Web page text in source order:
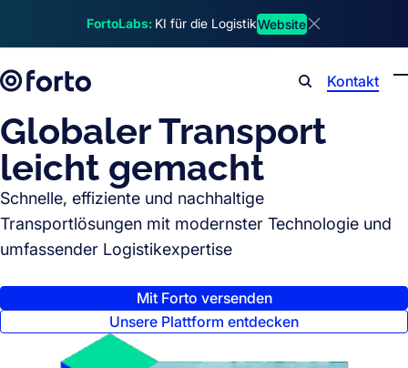
FortoLabs: KI für die LogistikWebsite
Kontakt
Globaler Transport
leicht gemacht
Schnelle, effiziente und nachhaltige
Transportlösungen mit modernster Technologie und
umfassender Logistikexpertise
Mit Forto versenden
Unsere Plattform entdecken